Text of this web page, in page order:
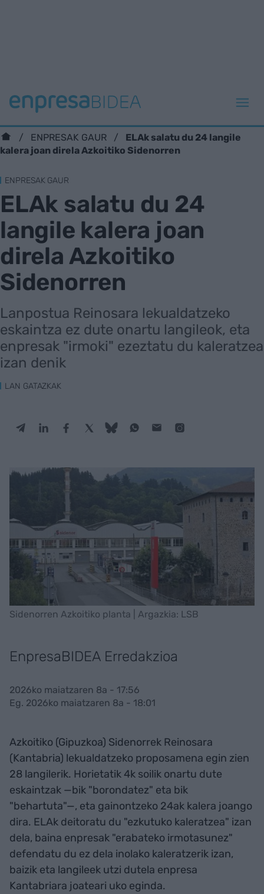
ENPRESAK GAUR
ELAk salatu du 24 langile
kalera joan direla Azkoitiko Sidenorren
ENPRESAK GAUR
ELAk salatu du 24
langile kalera joan
direla Azkoitiko
Sidenorren
Lanpostua Reinosara lekualdatzeko
eskaintza ez dute onartu langileok, eta
enpresak "irmoki" ezeztatu du kaleratzea
izan denik
LAN GATAZKAK
Sidenorren Azkoitiko planta | Argazkia: LSB
EnpresaBIDEA Erredakzioa
2026ko maiatzaren 8a - 17:56
Eg. 2026ko maiatzaren 8a - 18:01
Azkoitiko (Gipuzkoa) Sidenorrek Reinosara
(Kantabria) lekualdatzeko proposamena egin zien
28 langilerik. Horietatik 4k soilik onartu dute
eskaintzak —bik "borondatez" eta bik
"behartuta"—, eta gainontzeko 24ak kalera joango
dira. ELAk deitoratu du "ezkutuko kaleratzea" izan
dela, baina enpresak "erabateko irmotasunez"
defendatu du ez dela inolako kaleratzerik izan,
baizik eta langileek utzi dutela enpresa
Kantabriara joateari uko eginda.